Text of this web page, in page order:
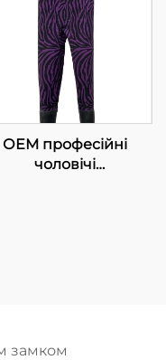
чоловіків
ОЕМ професійні
чоловічі
безпеки
замком